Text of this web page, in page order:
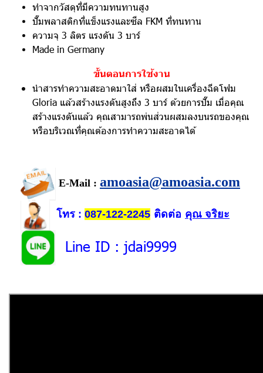
ทำจากวัสดุที่มีความทนทานสูง
ปั๊มพลาสติกที่แข็งแรงและซีล FKM ที่ทนทาน
ความจุ 3 ลิตร แรงดัน 3 บาร์
Made in Germany
ขั้นตอนการใช้งาน
นำสารทำความสะอาดมาใส่ หรือผสมในเครื่องฉีดโฟม
Gloria แล้วสร้างแรงดันสูงถึง 3 บาร์ ด้วยการปั๊ม เมื่อคุณ
สร้างแรงดันแล้ว คุณสามารถพ่นส่วนผสมลงบนรถของคุณ
หรือบริเวณที่คุณต้องการทำความสะอาดได้
E-Mail : amoasia@amoasia.com
โทร : 087-122-2245 ติดต่อ คุณ จริยะ
Line ID : jdai9999